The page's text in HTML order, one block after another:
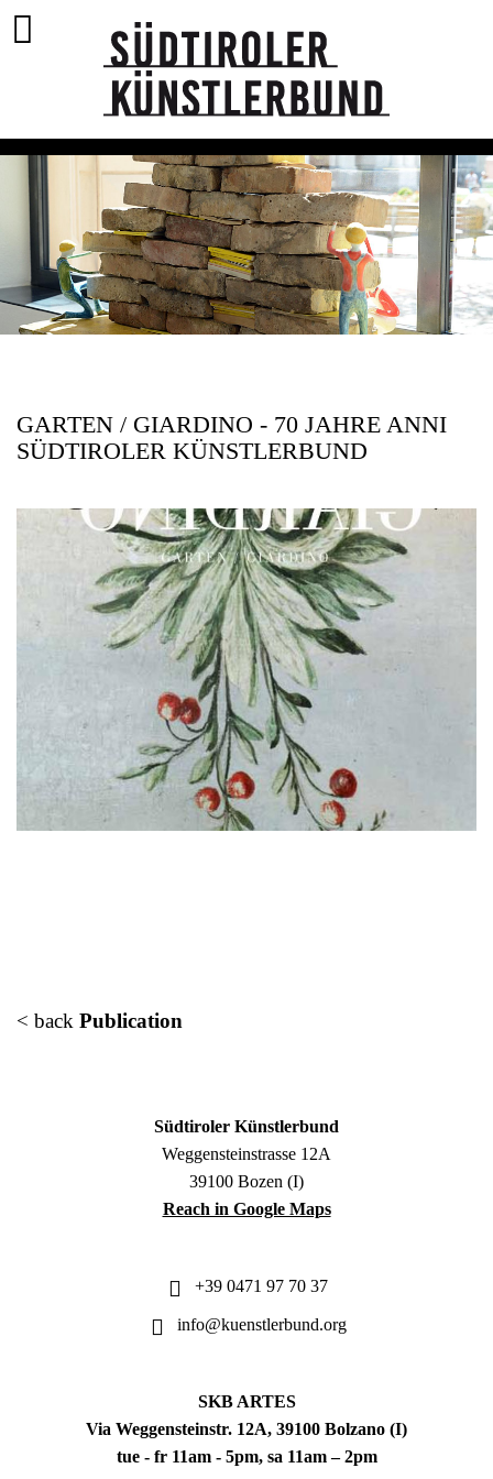
GARTEN / GIARDINO - 70 JAHRE ANNI
SÜDTIROLER KÜNSTLERBUND
< back Publication
Südtiroler Künstlerbund
Weggensteinstrasse 12A
39100 Bozen (I)
Reach in Google Maps
+39 0471 97 70 37
info@kuenstlerbund.org
SKB ARTES
Via Weggensteinstr. 12A, 39100 Bolzano (I)
tue - fr 11am - 5pm, sa 11am – 2pm